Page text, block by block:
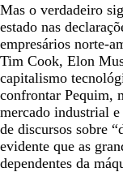
Mas o verdadeiro
estado nas
empresários norte-
Tim Cook, Elon
capitalismo
confrontar Pequim,
mercado industrial
de discursos sobre
evidente que as
dependentes da